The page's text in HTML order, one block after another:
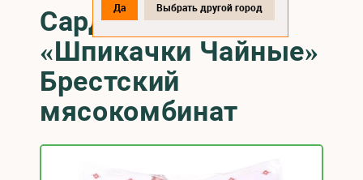
Да
Выбрать другой город
Сардельки
«Шпикачки Чайные»
Брестский
мясокомбинат